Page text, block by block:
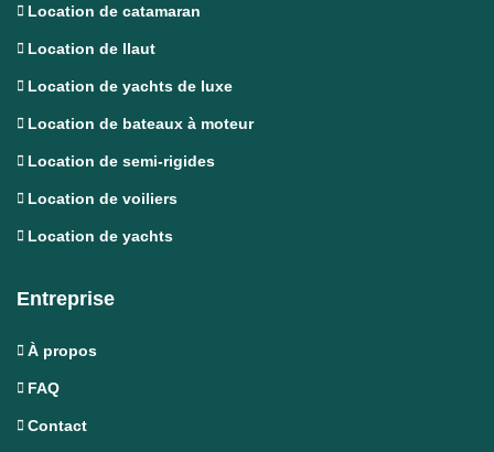
Location de catamaran
Location de llaut
Location de yachts de luxe
Location de bateaux à moteur
Location de semi-rigides
Location de voiliers
Location de yachts
Entreprise
À propos
FAQ
Contact